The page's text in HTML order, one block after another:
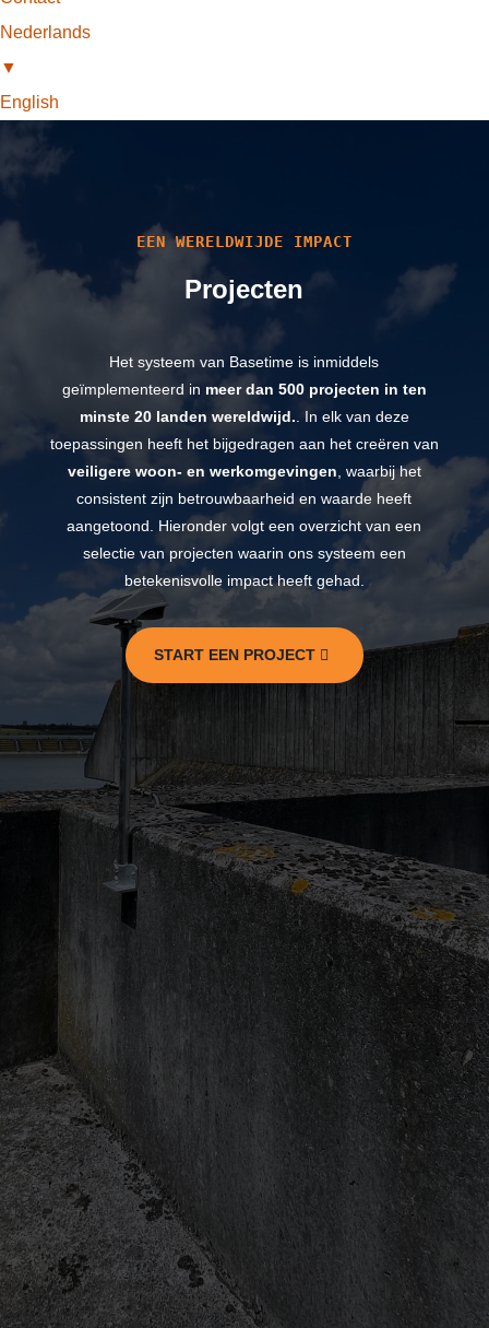
Nederlands
▼
English
EEN WERELDWIJDE IMPACT
Projecten
Het systeem van Basetime is inmiddels
geïmplementeerd in meer dan 500 projecten in ten
minste 20 landen wereldwijd. . In elk van deze
toepassingen heeft het bijgedragen aan het creëren van
veiligere woon- en werkomgevingen , waarbij het
consistent zijn betrouwbaarheid en waarde heeft
aangetoond. Hieronder volgt een overzicht van een
selectie van projecten waarin ons systeem een
betekenisvolle impact heeft gehad.
START EEN PROJECT